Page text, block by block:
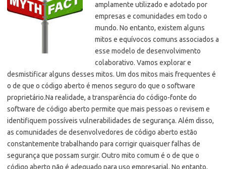
amplamente utilizado e adotado por
empresas e comunidades em todo o
mundo. No entanto, existem alguns
mitos e equívocos comuns associados a
esse modelo de desenvolvimento
colaborativo. Vamos explorar e
desmistificar alguns desses mitos. Um dos mitos mais frequentes é
o de que o código aberto é menos seguro do que o software
proprietário.Na realidade, a transparência do código-fonte do
software de código aberto permite que mais pessoas o revisem e
identifiquem possíveis vulnerabilidades de segurança. Além disso,
as comunidades de desenvolvedores de código aberto estão
constantemente trabalhando para corrigir quaisquer falhas de
segurança que possam surgir. Outro mito comum é o de que o
código aberto não é adequado para uso empresarial. No entanto,